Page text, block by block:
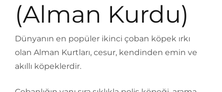
(Alman Kurdu)
Dünyanın en popüler ikinci çoban köpek ırkı
olan Alman Kurtları, cesur, kendinden emin ve
akıllı köpeklerdir.